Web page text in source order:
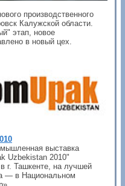
производственного
Калужской области.
этап, новое
в новый цех.
выставка
Uzbekistan 2010"
г. Ташкенте, на лучшей
— в Национальном